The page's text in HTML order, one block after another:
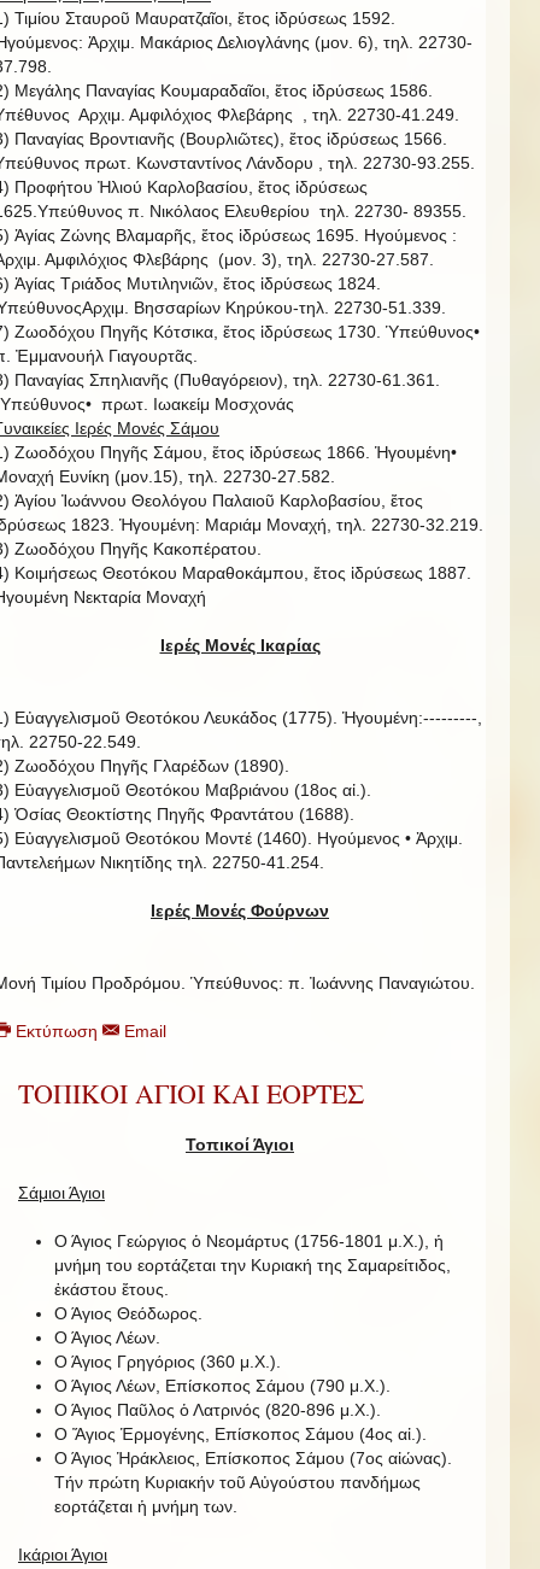
Τιμίου Σταυροῦ Μαυρατζαῖοι, ἔτος ἱδρύσεως 1592.
Ἀρχιμ. Μακάριος Δελιογλάνης (μον. 6), τηλ. 22730-
Μεγάλης Παναγίας Κουμαραδαῖοι, ἔτος ἱδρύσεως 1586.
Αρχιμ. Αμφιλόχιος Φλεβάρης , τηλ. 22730-41.249.
Παναγίας Βροντιανῆς (Βουρλιῶτες), ἔτος ἱδρύσεως 1566.
πρωτ. Κωνσταντίνος Λάνδορυ , τηλ. 22730-93.255.
Προφήτου Ἠλιού Καρλοβασίου, ἔτος ἱδρύσεως
π. Νικόλαος Ελευθερίου τηλ. 22730- 89355.
Ἁγίας Ζώνης Βλαμαρῆς, ἔτος ἱδρύσεως 1695. Ηγούμενος :
Αμφιλόχιος Φλεβάρης (μον. 3), τηλ. 22730-27.587.
Ἁγίας Τριάδος Μυτιληνιῶν, ἔτος ἱδρύσεως 1824.
Βησσαρίων Κηρύκου-τηλ. 22730-51.339.
Ζωοδόχου Πηγῆς Κότσικα, ἔτος ἱδρύσεως 1730. Ὑπεύθυνος•
Ἐμμανουήλ Γιαγουρτᾶς.
Παναγίας Σπηλιανῆς (Πυθαγόρειον), τηλ. 22730-61.361.
πρωτ. Ιωακείμ Μοσχονάς
Ιερές Μονές Σάμου
Ζωοδόχου Πηγῆς Σάμου, ἔτος ἱδρύσεως 1866. Ἡγουμένη•
Ευνίκη (μον.15), τηλ. 22730-27.582.
Ἁγίου Ἰωάννου Θεολόγου Παλαιοῦ Καρλοβασίου, ἔτος
1823. Ἡγουμένη: Μαριάμ Μοναχή, τηλ. 22730-32.219.
Ζωοδόχου Πηγῆς Κακοπέρατου.
Κοιμήσεως Θεοτόκου Μαραθοκάμπου, ἔτος ἱδρύσεως 1887.
Νεκταρία Μοναχή
Ιερές Μονές Ικαρίας
Εὐαγγελισμοῦ Θεοτόκου Λευκάδος (1775). Ἡγουμένη:---------,
22750-22.549.
Ζωοδόχου Πηγῆς Γλαρέδων (1890).
Εὐαγγελισμοῦ Θεοτόκου Μαβριάνου (18ος αἰ.).
Ὁσίας Θεοκτίστης Πηγῆς Φραντάτου (1688).
Εὐαγγελισμοῦ Θεοτόκου Μοντέ (1460). Ηγούμενος • Ἀρχιμ.
Νικητίδης τηλ. 22750-41.254.
Ιερές Μονές Φούρνων
Τιμίου Προδρόμου. Ὑπεύθυνος: π. Ἰωάννης Παναγιώτου.
Εκτύπωση Email
ΤΟΠΙΚΟΙ ΑΓΙΟΙ ΚΑΙ ΕΟΡΤΕΣ
Τοπικοί Άγιοι
Σάμιοι Άγιοι
Ο Άγιος Γεώργιος ὁ Νεομάρτυς (1756-1801 μ.Χ.), ἡ
μνήμη του εορτάζεται την Κυριακή της Σαμαρείτιδος,
ἑκάστου ἔτους.
Ο Άγιος Θεόδωρος.
Ο Άγιος Λέων.
Ο Άγιος Γρηγόριος (360 μ.Χ.).
Ο Άγιος Λέων, Επίσκοπος Σάμου (790 μ.Χ.).
Ο Άγιος Παῦλος ὁ Λατρινός (820-896 μ.Χ.).
Ο Ἅγιος Ἑρμογένης, Επίσκοπος Σάμου (4ος αἰ.).
Ο Άγιος Ἡράκλειος, Επίσκοπος Σάμου (7ος αἰώνας).
Τήν πρώτη Κυριακήν τοῦ Αὐγούστου πανδήμως
εορτάζεται ἡ μνήμη των.
Ικάριοι Άγιοι